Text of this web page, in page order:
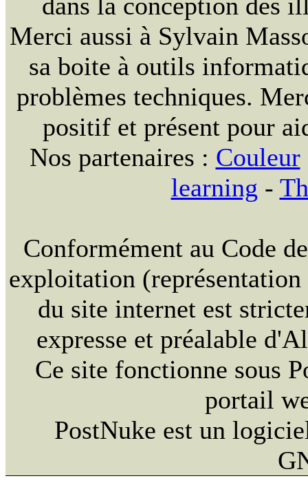
Merci aussi à Sylvain
sa boite à outils
problèmes techniques.
positif et présent pour
Nos partenaires : Couleur
learning -
Conformément au Code
exploitation
du site internet est
expresse et préalable
Ce site fonctionne sous
portail
PostNuke est un